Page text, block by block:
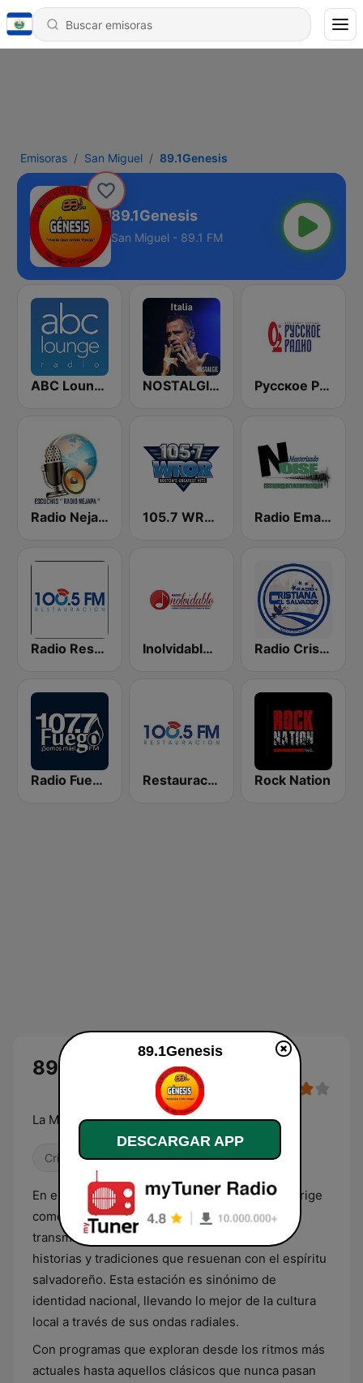
Emisoras San Miguel 89.1Genesis
89.1Genesis
San Miguel - 89.1 FM
ABC Lounge Jazz NOSTALGIE ITALIA Русское Радио
Radio Nejapa El Salvador 105.7 WROR (US Only) Radio Emanuel el Salvador
Radio Restauracion Inolvidable Radio Radio Cristiana El Salvador
Radio Fuego 107.7 FM Restauración 100.5 FM Rock Nation
89.1Genesis
La Musica Que Llena Tu Vida
Cristiana
En el corazón de El Salvador,89.1Genesisse erige
como una voz familiar para la comunidad,
transmitiendo no solo música, sino también
historias y tradiciones que resuenan con el espíritu
salvadoreño. Esta estación es sinónimo de
identidad nacional, llevando lo mejor de la cultura
local a través de sus ondas radiales.
Con programas que exploran desde los ritmos más
actuales hasta aquellos clásicos que nunca pasan
89.1Genesis
DESCARGAR APP